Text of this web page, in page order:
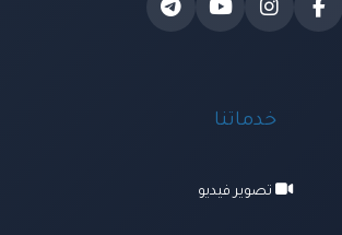
خدماتنا
تصوير فيديو